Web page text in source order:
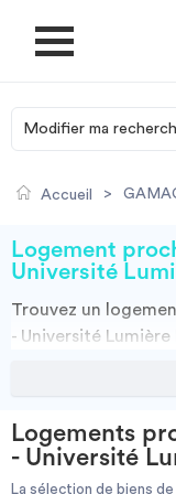
Je cherche un
Villes
Modifier ma
Accueil >
Logement
Université
Trouvez un
- Université
Découvrez nos
résidences
agences et
Logements
- Université
La sélection de biens de